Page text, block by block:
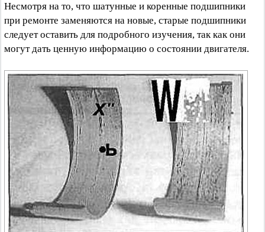
Несмотря на то, что шатунные и коренные подшипники
при ремонте заменяются на новые, старые подшипники
следует оставить для подробного изучения, так как они
могут дать ценную информацию о состоянии двигателя.